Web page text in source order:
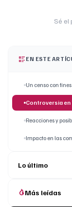
Sé el
EN ESTE
Un censo con
Controversia en
Reacciones y
Impacto en las
Lo último
Más leídas